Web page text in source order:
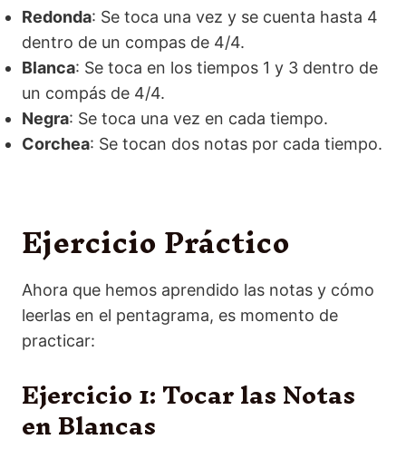
Redonda: Se toca una vez y se cuenta hasta 4
dentro de un compas de 4/4.
Blanca: Se toca en los tiempos 1 y 3 dentro de
un compás de 4/4.
Negra: Se toca una vez en cada tiempo.
Corchea: Se tocan dos notas por cada tiempo.
Ejercicio Práctico
Ahora que hemos aprendido las notas y cómo
leerlas en el pentagrama, es momento de
practicar:
Ejercicio 1: Tocar las Notas
en Blancas